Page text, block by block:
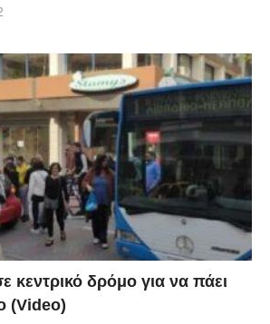
κεντρικό δρόμο για να πάει
(Video)